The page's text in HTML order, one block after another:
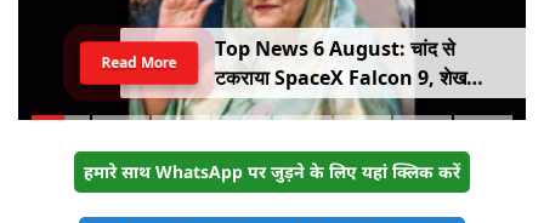
Top News 6 August: चांद से
टकराया SpaceX Falcon 9, शेख
हसीना की घर वापसी का ऐलान, MP में बस
Read More
हमारे साथ WhatsApp पर जुड़ने के लिए यहां क्लिक करें